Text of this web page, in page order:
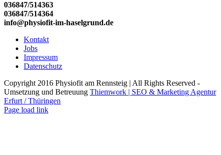
036847/514363
036847/514364
info@physiofit-im-haselgrund.de
Kontakt
Jobs
Impressum
Datenschutz
Copyright 2016 Physiofit am Rennsteig | All Rights Reserved -
Umsetzung und Betreuung Thiemwork | SEO & Marketing Agentur
Erfurt / Thüringen
Facebook
Instagram
Page load link